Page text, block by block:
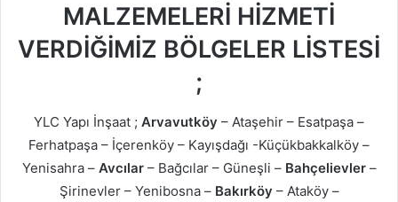
MALZEMELERİ HİZMETİ
VERDİĞİMİZ BÖLGELER LİSTESİ
;
YLC Yapı İnşaat ; Arvavutköy – Ataşehir – Esatpaşa –
Ferhatpaşa – İçerenköy – Kayışdağı -Küçükbakkalköy –
Yenisahra – Avcılar– Bağcılar – Güneşli – Bahçelievler–
Şirinevler – Yenibosna – Bakırköy – Ataköy –